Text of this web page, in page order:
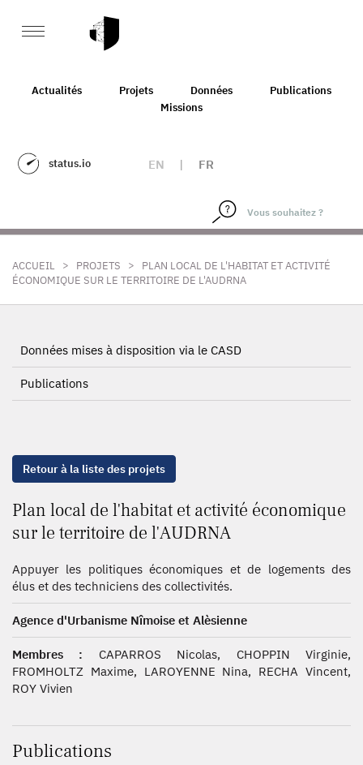
Actualités Projets Données
Publications
Missions
status.io EN | FR
ACCUEIL > PROJETS >
PLAN LOCAL DE L'HABITAT ET ACTIVITÉ
ÉCONOMIQUE SUR LE TERRITOIRE DE L'AUDRNA
Données mises à disposition via le CASD
Publications
Retour à la liste des projets
Plan local de l'habitat et activité économique
sur le territoire de l'AUDRNA
Appuyer les politiques économiques et de logements des
élus et des techniciens des collectivités.
Agence d'Urbanisme Nîmoise et Alèsienne
Membres : CAPARROS Nicolas, CHOPPIN Virginie,
FROMHOLTZ Maxime, LAROYENNE Nina, RECHA Vincent,
ROY Vivien
Publications